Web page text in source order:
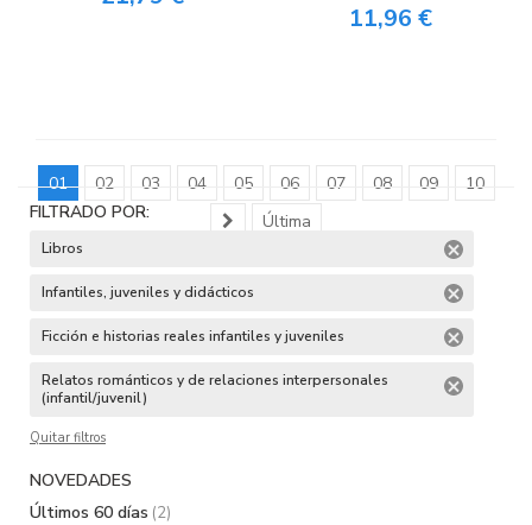
11,96 €
01 02 03 04 05 06 07 08 09
10
Última
FILTRADO POR:
Libros
Infantiles, juveniles y didácticos
Ficción e historias reales infantiles y juveniles
Relatos románticos y de relaciones interpersonales
(infantil/juvenil)
Quitar filtros
NOVEDADES
Últimos 60 días (2)